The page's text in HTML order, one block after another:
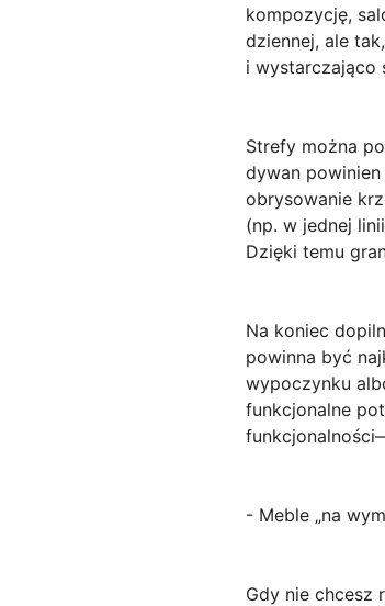
kompozycję,
dziennej, ale
i wystarczająco
Strefy można
dywan
obrysowanie
(np. w jednej
Dzięki temu
Na koniec
powinna być
wypoczynku
funkcjonalne
- Meble „na
Gdy nie chcesz